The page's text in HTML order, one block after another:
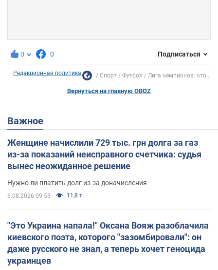
0 0 Подписаться
Редакционная политика Спорт Футбол Лига чемпионов: что...
Вернуться на главную OBOZ
Важное
Женщине начислили 729 тыс. грн долга за газ
из-за показаний неисправного счетчика: судья
вынес неожиданное решение
Нужно ли платить долг из-за доначисления
6.08.2026 09:53 11,8 т.
"Это Украина напала!" Оксана Вояж разоблачила
киевского поэта, которого "зазомбировали": он
даже русского не знал, а теперь хочет геноцида
украинцев